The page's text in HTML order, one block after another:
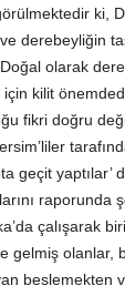
ki,
derebeyliğin
olarak
kilit
fikri doğru
geçit yaptılar’
raporunda
çalışarak
gelmiş olanlar,
beslemekten